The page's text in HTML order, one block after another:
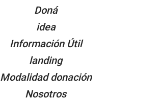
Doná
idea
Información Útil
landing
Modalidad donación
Nosotros